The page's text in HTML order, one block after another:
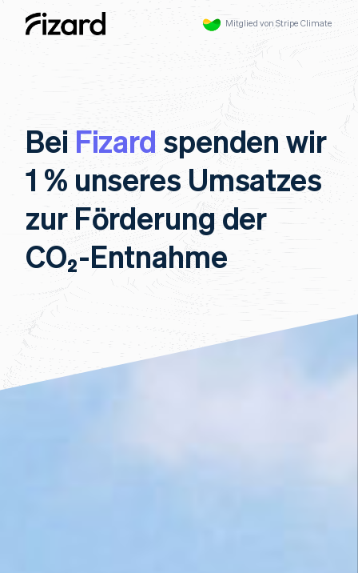
Mitglied von Stripe Climate
Bei Fizard spenden wir
1 % unseres Umsatzes
zur Förderung der
CO₂-Entnahme